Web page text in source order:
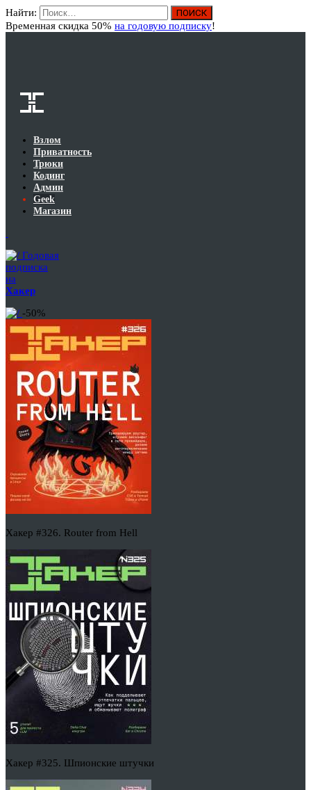
Найти:
Временная скидка 50% на годовую подписку!
Взлом
Приватность
Трюки
Кодинг
Админ
Geek
Магазин
Годовая
подписка
на
Хакер
-50%
Хакер #326. Router from Hell
Хакер #325. Шпионские штучки